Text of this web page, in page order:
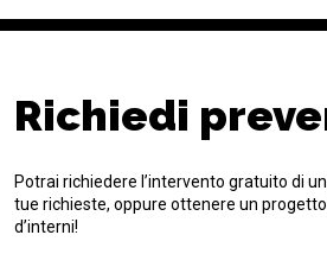
Richiedi
Potrai richiedere l’intervento gratuito di
tue richieste, oppure ottenere un
d’interni!